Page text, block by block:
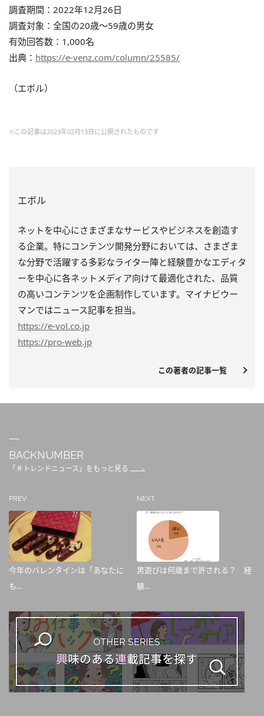
調査期間：2022年12月26日
調査対象：全国の20歳～59歳の男女
有効回答数：1,000名
出典： https://e-venz.com/column/25585/
（エボル）
※この記事は2023年02月13日に公開されたものです
エボル
ネットを中心にさまざまなサービスやビジネスを創造す
る企業。特にコンテンツ開発分野においては、さまざま
な分野で活躍する多彩なライター陣と経験豊かなエディタ
ーを中心に各ネットメディア向けて最適化された、品質
の高いコンテンツを企画制作しています。マイナビウー
マンではニュース記事を担当。
https://e-vol.co.jp
https://pro-web.jp
この著者の記事一覧
BACKNUMBER
「＃トレンドニュース」をもっと見る
PREV
今年のバレンタインは「あなたに
も...
NEXT
男遊びは何歳まで許される？ 経
験...